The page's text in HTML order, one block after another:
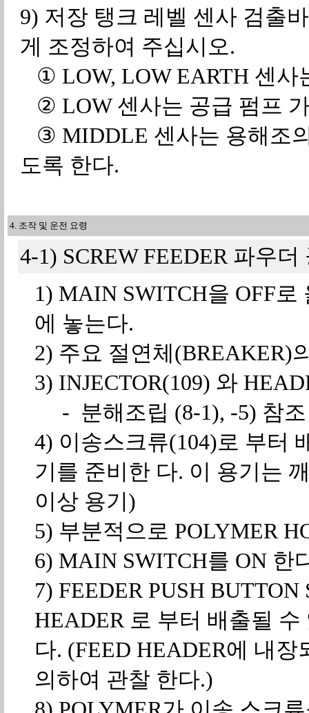
9) 저장 탱크 레벨 센사 검출
게 조정하여 주십시오.
① LOW, LOW EARTH 센사
② LOW 센사는 공급 펌프
③ MIDDLE 센사는 용해조
도록 한다.
4. 조작 및 운전 요령
4-1) SCREW FEEDER 파우
1) MAIN SWITCH을 OFF
에 놓는다.
2) 주요 절연체(BREAKER)
3) INJECTOR(109) 와
- 분해조립 (8-1), -5) 참
4) 이송스크류(104)로 부터
기를 준비한 다. 이 용기는
이상 용기)
5) 부분적으로 POLYMER
6) MAIN SWITCH를 ON 한
7) FEEDER PUSH
HEADER 로 부터 배출될
다. (FEED HEADER에 내장
의하여 관찰 한다.)